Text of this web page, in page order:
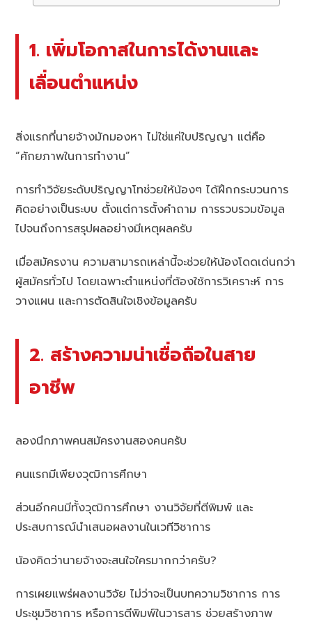
1. เพิ่มโอกาสในการได้งานและ
เลื่อนตำแหน่ง
สิ่งแรกที่นายจ้างมักมองหา ไม่ใช่แค่ใบปริญญา แต่คือ
“ศักยภาพในการทำงาน”
การทำวิจัยระดับปริญญาโทช่วยให้น้องๆ ได้ฝึกกระบวนการ
คิดอย่างเป็นระบบ ตั้งแต่การตั้งคำถาม การรวบรวมข้อมูล
ไปจนถึงการสรุปผลอย่างมีเหตุผลครับ
เมื่อสมัครงาน ความสามารถเหล่านี้จะช่วยให้น้องโดดเด่นกว่า
ผู้สมัครทั่วไป โดยเฉพาะตำแหน่งที่ต้องใช้การวิเคราะห์ การ
วางแผน และการตัดสินใจเชิงข้อมูลครับ
2. สร้างความน่าเชื่อถือในสาย
อาชีพ
ลองนึกภาพคนสมัครงานสองคนครับ
คนแรกมีเพียงวุฒิการศึกษา
ส่วนอีกคนมีทั้งวุฒิการศึกษา งานวิจัยที่ตีพิมพ์ และ
ประสบการณ์นำเสนอผลงานในเวทีวิชาการ
น้องคิดว่านายจ้างจะสนใจใครมากกว่าครับ?
การเผยแพร่ผลงานวิจัย ไม่ว่าจะเป็นบทความวิชาการ การ
ประชุมวิชาการ หรือการตีพิมพ์ในวารสาร ช่วยสร้างภาพ